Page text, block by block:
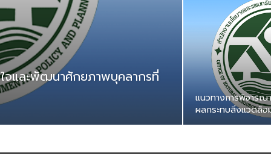
ใจและพัฒนาศักยภาพบุคลากรที่
แนวทางการพิจารณ
ผลกระทบสิ่งแวดล้อ